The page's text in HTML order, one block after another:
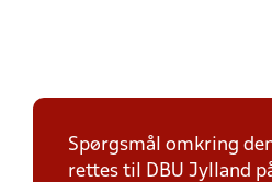
Spørgsmål omkring
rettes til DBU Jylland